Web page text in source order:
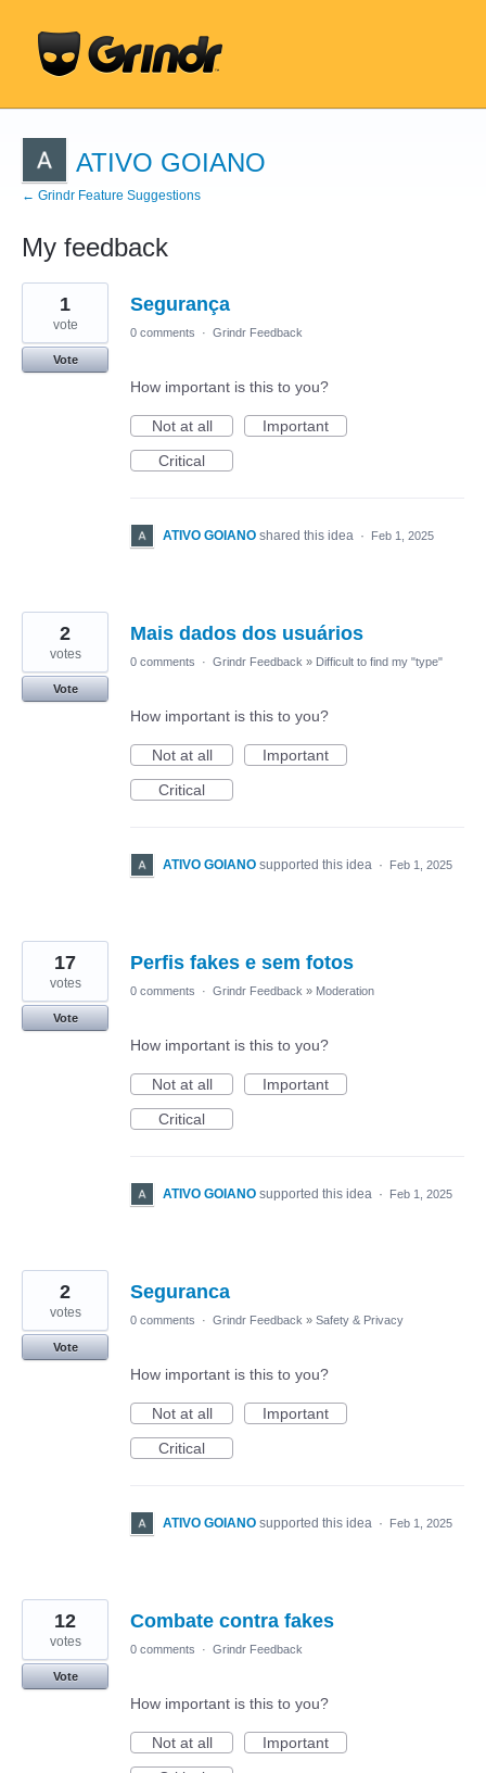
ATIVO GOIANO
← Grindr Feature Suggestions
My feedback
15
results
found
Segurança
1
vote
Vote
0 comments · Grindr Feedback
How important is this to you?
Not at all
Important
Critical
ATIVO GOIANO shared this idea · Feb 1, 2025
Mais dados dos usuários
2
votes
Vote
0 comments · Grindr Feedback » Difficult to find my "type"
How important is this to you?
Not at all
Important
Critical
ATIVO GOIANO supported this idea · Feb 1, 2025
Perfis fakes e sem fotos
17
votes
Vote
0 comments · Grindr Feedback » Moderation
How important is this to you?
Not at all
Important
Critical
ATIVO GOIANO supported this idea · Feb 1, 2025
Seguranca
2
votes
Vote
0 comments · Grindr Feedback » Safety & Privacy
How important is this to you?
Not at all
Important
Critical
ATIVO GOIANO supported this idea · Feb 1, 2025
Combate contra fakes
12
votes
Vote
0 comments · Grindr Feedback
How important is this to you?
Not at all
Important